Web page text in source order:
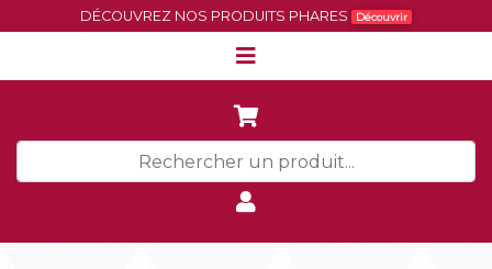
DÉCOUVREZ NOS PRODUITS PHARES Découvrir